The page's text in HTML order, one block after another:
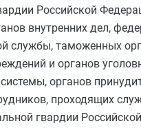
Российской
внутренних дел,
службы, таможенных
и органов
органов
проходящих
гвардии Российской